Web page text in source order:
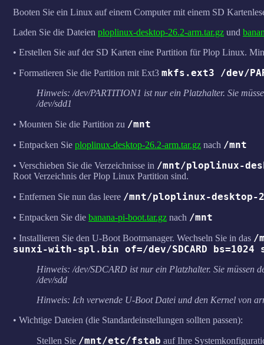
Booten Sie ein Linux auf einem Computer mit einem SD
Laden Sie die Dateien ploplinux-desktop-26.2-arm.tar.gz und
• Erstellen Sie auf der SD Karten eine Partition für Plop Linux.
• Formatieren Sie die Partition mit Ext3 mkfs.ext3 /dev/
Hinweis: /dev/PARTITION1 ist nur ein Platzhalter. Sie
/dev/sdd1
• Mounten Sie die Partition zu /mnt
• Entpacken Sie ploplinux-desktop-26.2-arm.tar.gz nach /mnt
• Verschieben Sie die Verzeichnisse in /mnt/ploplinux-
Root Verzeichnis der Plop Linux Partition sind.
• Entfernen Sie nun das leere /mnt/ploplinux-desktop-
• Entpacken Sie die banana-pi-boot.tar.gz nach /mnt
• Installieren Sie den U-Boot Bootmanager. Wechseln Sie in das /
sunxi-with-spl.bin of=/dev/SDCARD bs=1024
Hinweis: /dev/SDCARD ist nur ein Platzhalter. Sie müssen
/dev/sdd
Hinweis: Ich verwende U-Boot Datei und den Kernel von
• Wichtige Dateien (die Standardeinstellungen sollten passen):
Stellen Sie /mnt/etc/fstab auf Ihre